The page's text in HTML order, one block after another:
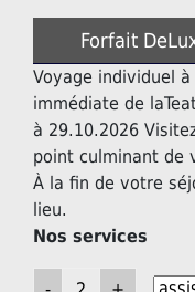
Forfait
Voyage individuel
immédiate de
à 29.10.2026
point culminant de
À la fin de votre
lieu.
Nos services